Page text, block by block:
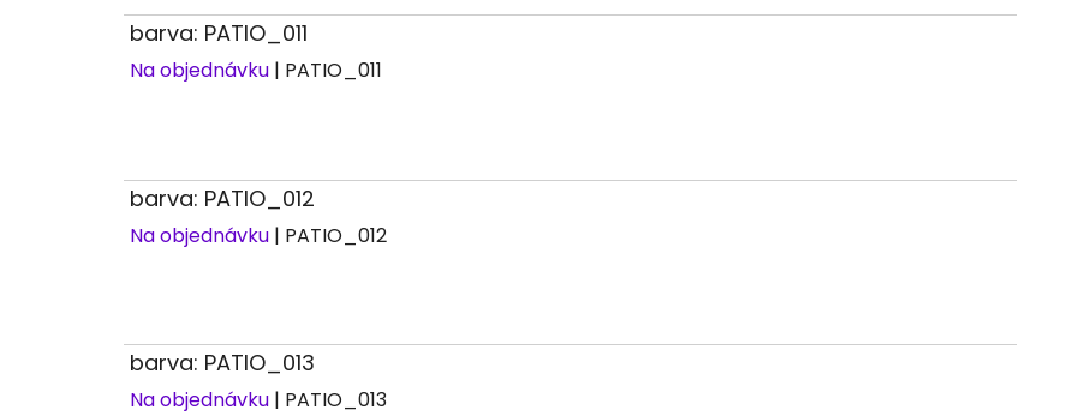
barva: PATIO_011
Na objednávku | PATIO_011
barva: PATIO_012
Na objednávku | PATIO_012
barva: PATIO_013
Na objednávku | PATIO_013